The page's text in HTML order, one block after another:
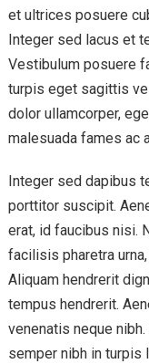
et ultrices posuere
Integer sed lacus et
Vestibulum posuere
turpis eget sagittis
dolor ullamcorper,
malesuada fames ac
Integer sed dapibus
porttitor suscipit.
erat, id faucibus nisi.
facilisis pharetra
Aliquam hendrerit
tempus hendrerit.
venenatis neque
semper nibh in turpis